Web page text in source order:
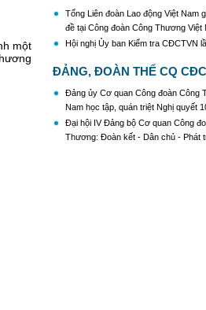
một
Tổng Liên đoàn Lao động Việt Nam
đề tại Công đoàn Công Thương Việt
Hội nghị Ủy ban Kiểm tra CĐCTVN
ĐẢNG, ĐOÀN THỂ CQ
Đảng ủy Cơ quan Công đoàn Công
Nam học tập, quán triệt Nghị quyết
Đại hội IV Đảng bộ Cơ quan Công
Thương: Đoàn kết - Dân chủ - Phát